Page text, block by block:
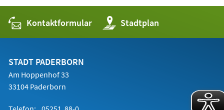
Kontaktformular Stadtplan
(Öffnet
in
einem
STADT PADERBORN
Am Hoppenhof 33
33104 Paderborn